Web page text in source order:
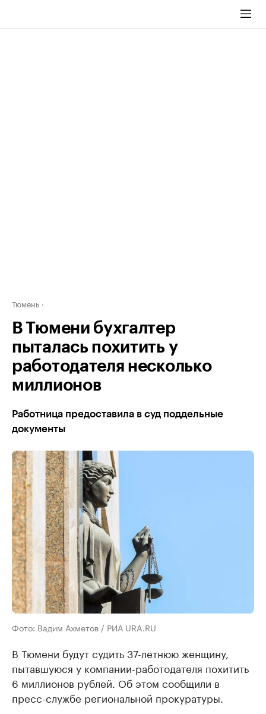
Тюмень
В Тюмени бухгалтер
пыталась похитить у
работодателя несколько
миллионов
Работница предоставила в суд поддельные
документы
Фото: Вадим Ахметов / РИА URA.RU
В Тюмени будут судить 37-летнюю женщину,
пытавшуюся у компании-работодателя похитить
6 миллионов рублей. Об этом сообщили в
пресс-службе региональной прокуратуры.